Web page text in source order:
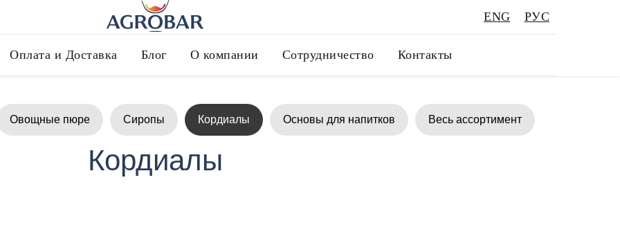
ENG РУС
Оплата и Доставка Блог О компании Сотрудничество Контакты
Овощные пюре Сиропы Кордиалы Основы для напитков Весь ассортимент
Кордиалы